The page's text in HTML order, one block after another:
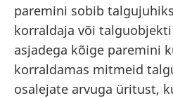
paremini sobib
korraldaja või
asjadega kõige paremini
korraldamas mitmeid
osalejate arvuga üritust,